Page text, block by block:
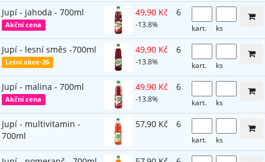
Jupí - jahoda - 700ml
Akční cena
49,90 Kč
-13.8%
6
kart. ks
Jupí - lesní směs -700ml
Letní akce-26
49,90 Kč
-13.8%
6
kart. ks
Jupí - malina - 700ml
Akční cena
49,90 Kč
-13.8%
6
kart. ks
Jupí - multivitamin -
700ml
57,90 Kč 6
kart. ks